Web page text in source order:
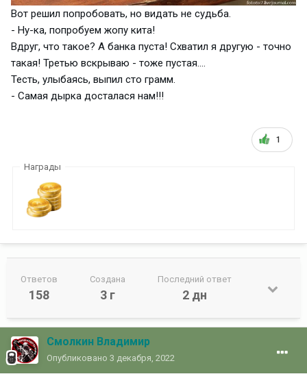
Вот решил попробовать, но видать не судьба.
- Ну-ка, попробуем жопу кита!
Вдруг, что такое? А банка пуста! Схватил я другую - точно
такая! Третью вскрываю - тоже пустая....
Тесть, улыбаясь, выпил сто грамм.
- Самая дырка досталася нам!!!
1
Награды
Ответов
158
Создана
3 г
Последний ответ
2 дн
Смолкин Владимир
Опубликовано 3 декабря, 2022